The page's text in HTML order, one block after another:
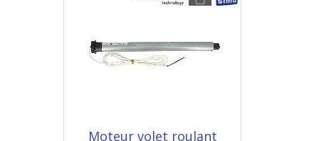
Moteur volet roulant